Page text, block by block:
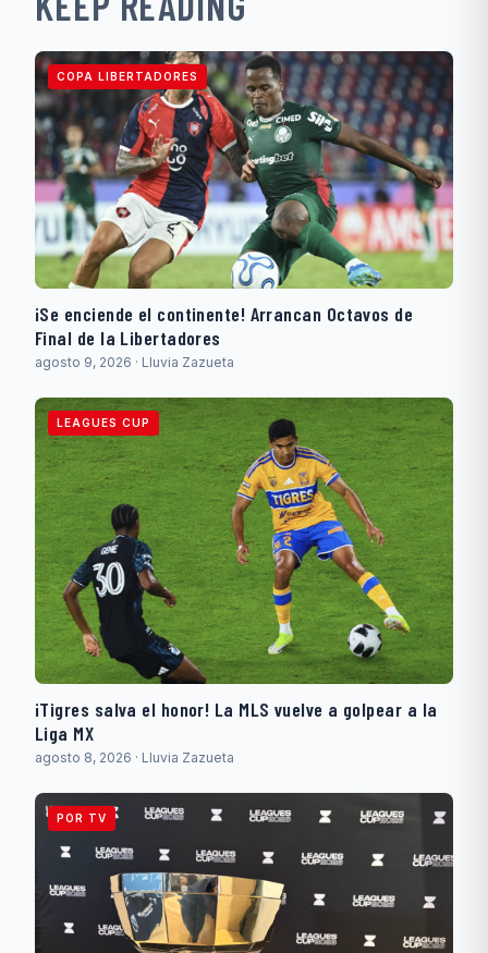
COPA LIBERTADORES
¡Se enciende el continente! Arrancan Octavos de
Final de la Libertadores
agosto 9, 2026 · Lluvia Zazueta
LEAGUES CUP
¡Tigres salva el honor! La MLS vuelve a golpear a la
Liga MX
agosto 8, 2026 · Lluvia Zazueta
POR TV